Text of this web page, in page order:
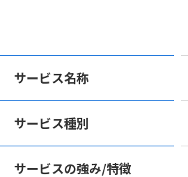
サービス名称
サービス種別
サービスの強み/特徴